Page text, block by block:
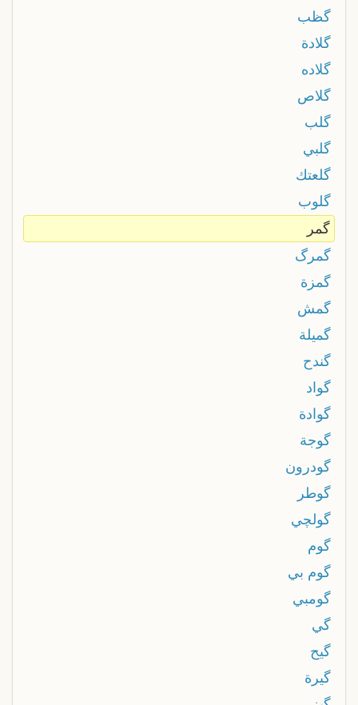
گظب
گلادة
گلاده
گلاص
گلب
گلبي
گلعتك
گلوب
گمر
گمرگ
گمزة
گمش
گميلة
گندح
گواد
گوادة
گوجة
گودرون
گوطر
گولچي
گوم
گوم بي
گومبي
گي
گيح
گيرة